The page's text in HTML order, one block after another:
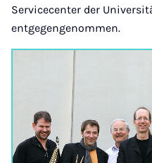
Servicecenter der
entgegengenommen.